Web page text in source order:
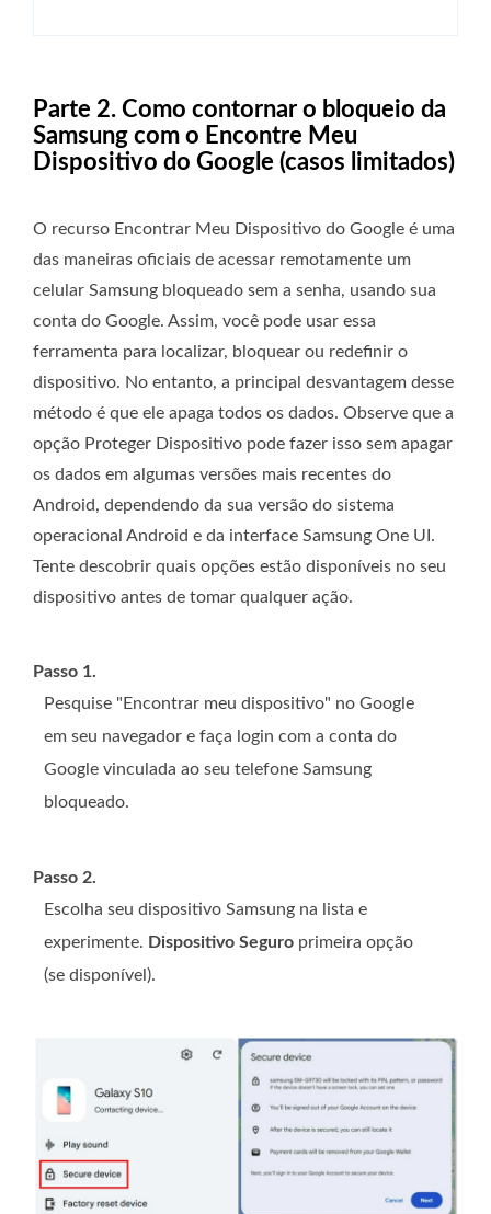
Parte 2. Como contornar o bloqueio da
Samsung com o Encontre Meu
Dispositivo do Google (casos limitados)
O recurso Encontrar Meu Dispositivo do Google é uma
das maneiras oficiais de acessar remotamente um
celular Samsung bloqueado sem a senha, usando sua
conta do Google. Assim, você pode usar essa
ferramenta para localizar, bloquear ou redefinir o
dispositivo. No entanto, a principal desvantagem desse
método é que ele apaga todos os dados. Observe que a
opção Proteger Dispositivo pode fazer isso sem apagar
os dados em algumas versões mais recentes do
Android, dependendo da sua versão do sistema
operacional Android e da interface Samsung One UI.
Tente descobrir quais opções estão disponíveis no seu
dispositivo antes de tomar qualquer ação.
Passo 1.
Pesquise "Encontrar meu dispositivo" no Google
em seu navegador e faça login com a conta do
Google vinculada ao seu telefone Samsung
bloqueado.
Passo 2.
Escolha seu dispositivo Samsung na lista e
experimente. Dispositivo Seguro primeira opção
(se disponível).